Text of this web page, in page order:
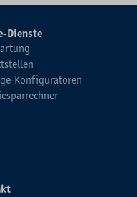
Dienste
Konfiguratoren